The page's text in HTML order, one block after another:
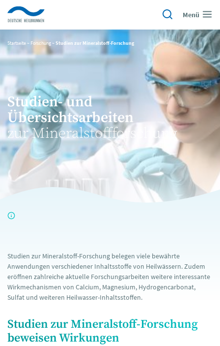
Menü
Startseite~ Forschung~ Studien zur Mineralstoff-Forschung
Studien- und
Übersichtsarbeiten
zur Mineralstoffforschung
Studien zur Mineralstoff-Forschung belegen viele bewährte
Anwendungen verschiedener Inhaltsstoffe von Heilwässern. Zudem
eröffnen zahlreiche aktuelle Forschungsarbeiten weitere interessante
Wirkmechanismen von Calcium, Magnesium, Hydrogencarbonat,
Sulfat und weiteren Heilwasser-Inhaltsstoffen.
Studien zur Mineralstoff-Forschung
beweisen Wirkungen